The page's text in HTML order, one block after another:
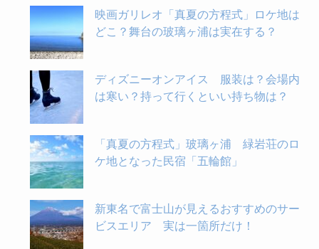
映画ガリレオ「真夏の方程式」ロケ地は
どこ？舞台の玻璃ヶ浦は実在する？
ディズニーオンアイス 服装は？会場内
は寒い？持って行くといい持ち物は？
「真夏の方程式」玻璃ヶ浦 緑岩荘のロ
ケ地となった民宿「五輪館」
新東名で富士山が見えるおすすめのサー
ビスエリア 実は一箇所だけ！